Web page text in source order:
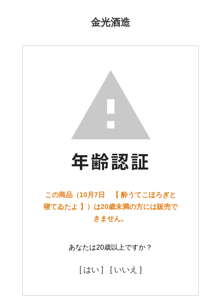
金光酒造
この商品（10月7日 【 酔うてこほろぎと
寝てゐたよ 】）は20歳未満の方には販売で
きません。
あなたは20歳以上ですか？
[ はい ] [ いいえ ]